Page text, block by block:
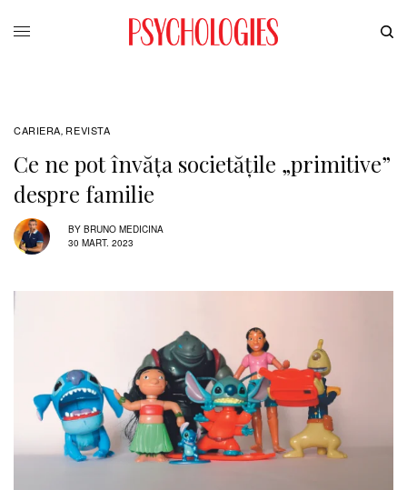
CARIERA, REVISTA
Ce ne pot învăţa societăţile „primitive”
despre familie
BY BRUNO MEDICINA
30 MART. 2023